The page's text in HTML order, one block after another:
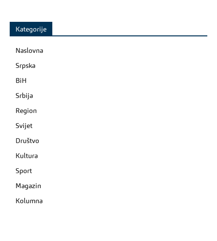
Kategorije
Naslovna
Srpska
BiH
Srbija
Region
Svijet
Društvo
Kultura
Sport
Magazin
Kolumna